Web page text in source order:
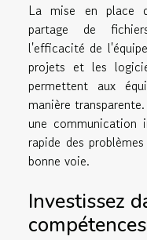
La mise en place
partage de
l'efficacité de
projets et les
permettent aux
manière
une communication
rapide des
bonne voie.
Investissez
compétences